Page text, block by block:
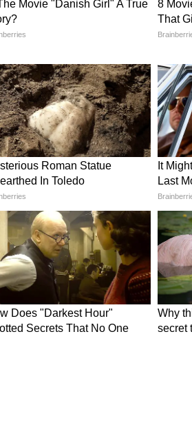
छोटे जीव आसानी से मिलते हैं, वहां
रखा अनाज चूहों को खींचता है और
लगातार भोजन मिले, तो सांप उस